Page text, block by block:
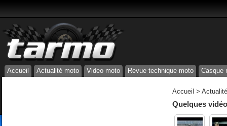
Accueil Actualité moto Video moto Revue technique moto Casque
Accueil >
Quelques